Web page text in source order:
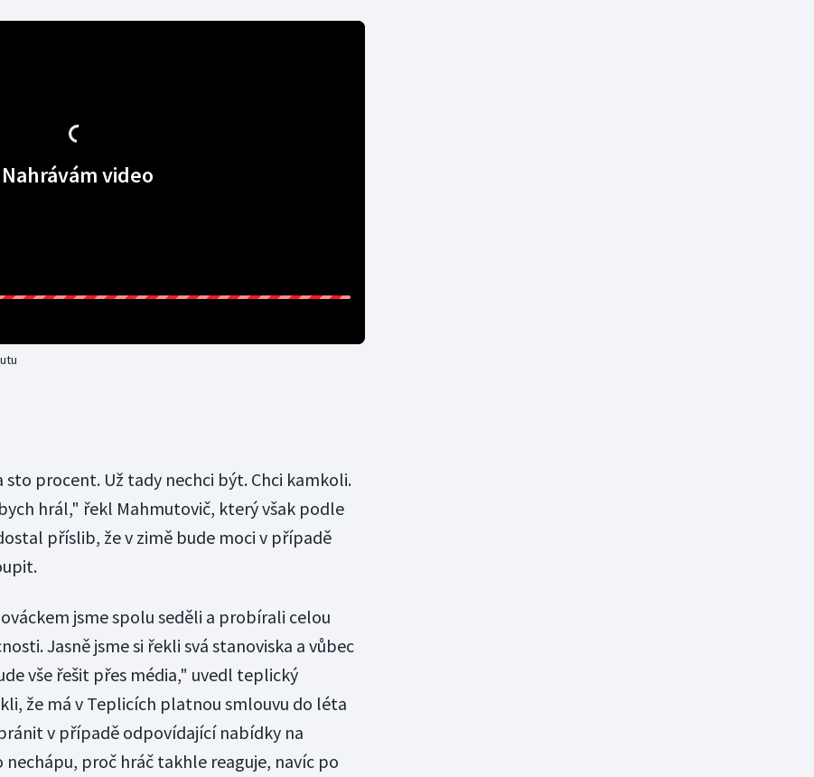
Nahrávám video
procent. Už tady nechci být. Chci kamkoli.
hrál," řekl Mahmutovič, který však podle
příslib, že v zimě bude moci v případě
jsme spolu seděli a probírali celou
Jasně jsme si řekli svá stanoviska a vůbec
vše řešit přes média," uvedl teplický
že má v Teplicích platnou smlouvu do léta
v případě odpovídající nabídky na
proč hráč takhle reaguje, navíc po